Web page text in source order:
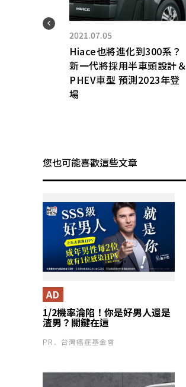
2021.07.05
Hiace也將進化到300系？
新一代將採用半車頭設計＆
PHEV車型 預測2023年登
場
您也可能喜歡這些文章
1/2機率淪陷！你是好男人還是
渣男？關鍵在這
AD
PR．台灣癌症基金會